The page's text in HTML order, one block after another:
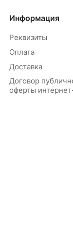
Информация
Реквизиты
Оплата
Доставка
Договор
оферты